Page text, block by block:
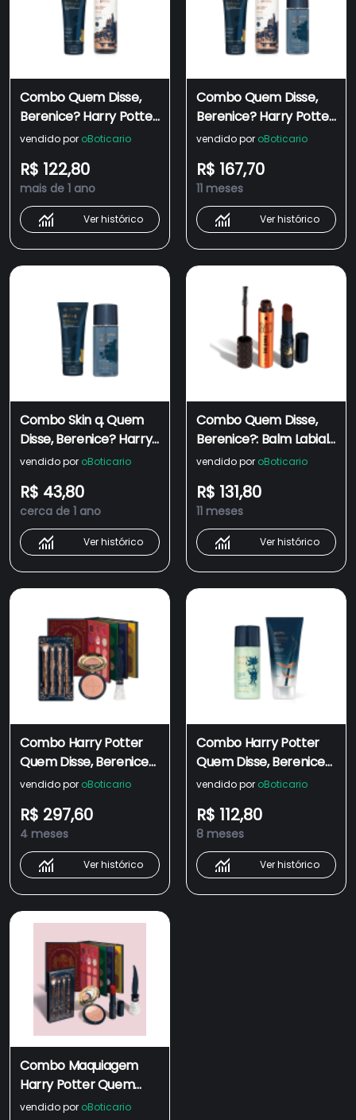
Combo Quem Disse,
Berenice? Harry Potter:
Body Splash 200ml +
100g
vendido por oBoticario
R$ 122,80
mais de 1 ano
Ver histórico
Combo Quem Disse,
Berenice? Harry Potter:
Gel de Limpeza Facial 2
Micelar 110ml + Body
Splash 200ml
vendido por oBoticario
R$ 167,70
11 meses
Ver histórico
Combo Skin q. Quem
Disse, Berenice? Harry
Potter: Água Micelar
Facial 2 em 1 100g
vendido por oBoticario
R$ 43,80
cerca de 1 ano
Ver histórico
Combo Quem Disse,
Berenice?: Balm Labial
Marrom Harry Potter
Cílios Big Bang10g
vendido por oBoticario
R$ 131,80
11 meses
Ver histórico
Combo Harry Potter
Quem Disse, Berenice?
(4 itens)
vendido por oBoticario
R$ 297,60
4 meses
Ver histórico
Combo Harry Potter
Quem Disse, Berenice?:
Loção Iluminadora
Hidratante Iluminador
Facial 110ml
vendido por oBoticario
R$ 112,80
8 meses
Ver histórico
Combo Maquiagem
Harry Potter Quem
Disse, Berenice? (5
vendido por oBoticario